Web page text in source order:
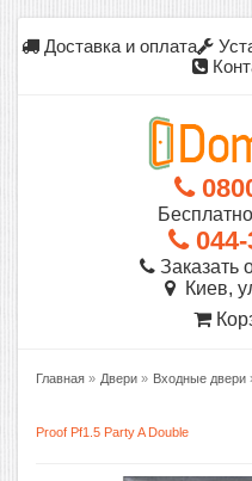
Доставка и оплата
044-
Заказать
Киев,
Главная » Двери » Входные двери
Proof Pf1.5 Party A Double